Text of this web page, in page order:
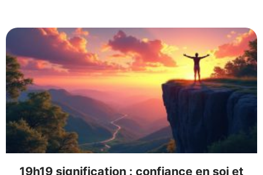
19h19 signification : confiance en soi et